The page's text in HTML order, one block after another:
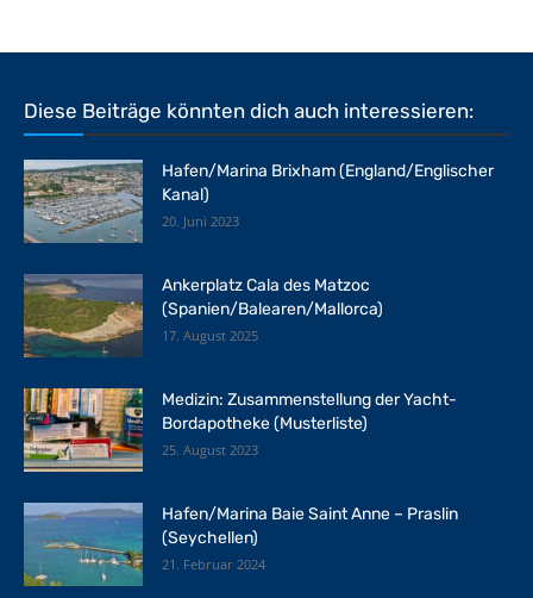
Diese Beiträge könnten dich auch interessieren:
Hafen/Marina Brixham (England/Englischer
Kanal)
20. Juni 2023
Ankerplatz Cala des Matzoc
(Spanien/Balearen/Mallorca)
17. August 2025
Medizin: Zusammenstellung der Yacht-
Bordapotheke (Musterliste)
25. August 2023
Hafen/Marina Baie Saint Anne – Praslin
(Seychellen)
21. Februar 2024